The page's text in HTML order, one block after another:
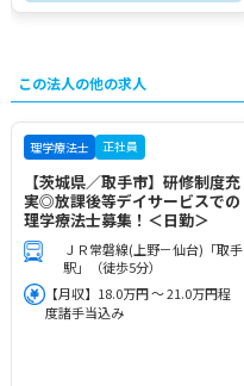
この法人の他の求人
理学療法士 正社員
【茨城県／取手市】研修制度充
実◎放課後等デイサービスでの
理学療法士募集！＜日勤＞
ＪＲ常磐線(上野－仙台)「取手
駅」（徒歩5分）
【月収】18.0万円 ～ 21.0万円程
度諸手当込み